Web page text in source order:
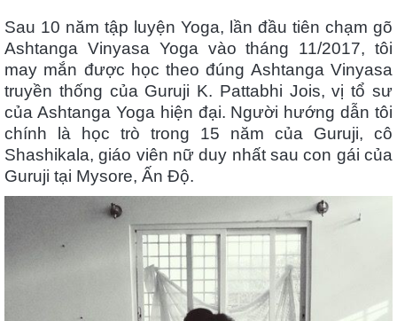
Sau 10 năm tập luyện Yoga, lần đầu tiên chạm gõ
Ashtanga Vinyasa Yoga vào tháng 11/2017, tôi
may mắn được học theo đúng Ashtanga Vinyasa
truyền thống của Guruji K. Pattabhi Jois, vị tổ sư
của Ashtanga Yoga hiện đại. Người hướng dẫn tôi
chính là học trò trong 15 năm của Guruji, cô
Shashikala, giáo viên nữ duy nhất sau con gái của
Guruji tại Mysore, Ấn Độ.